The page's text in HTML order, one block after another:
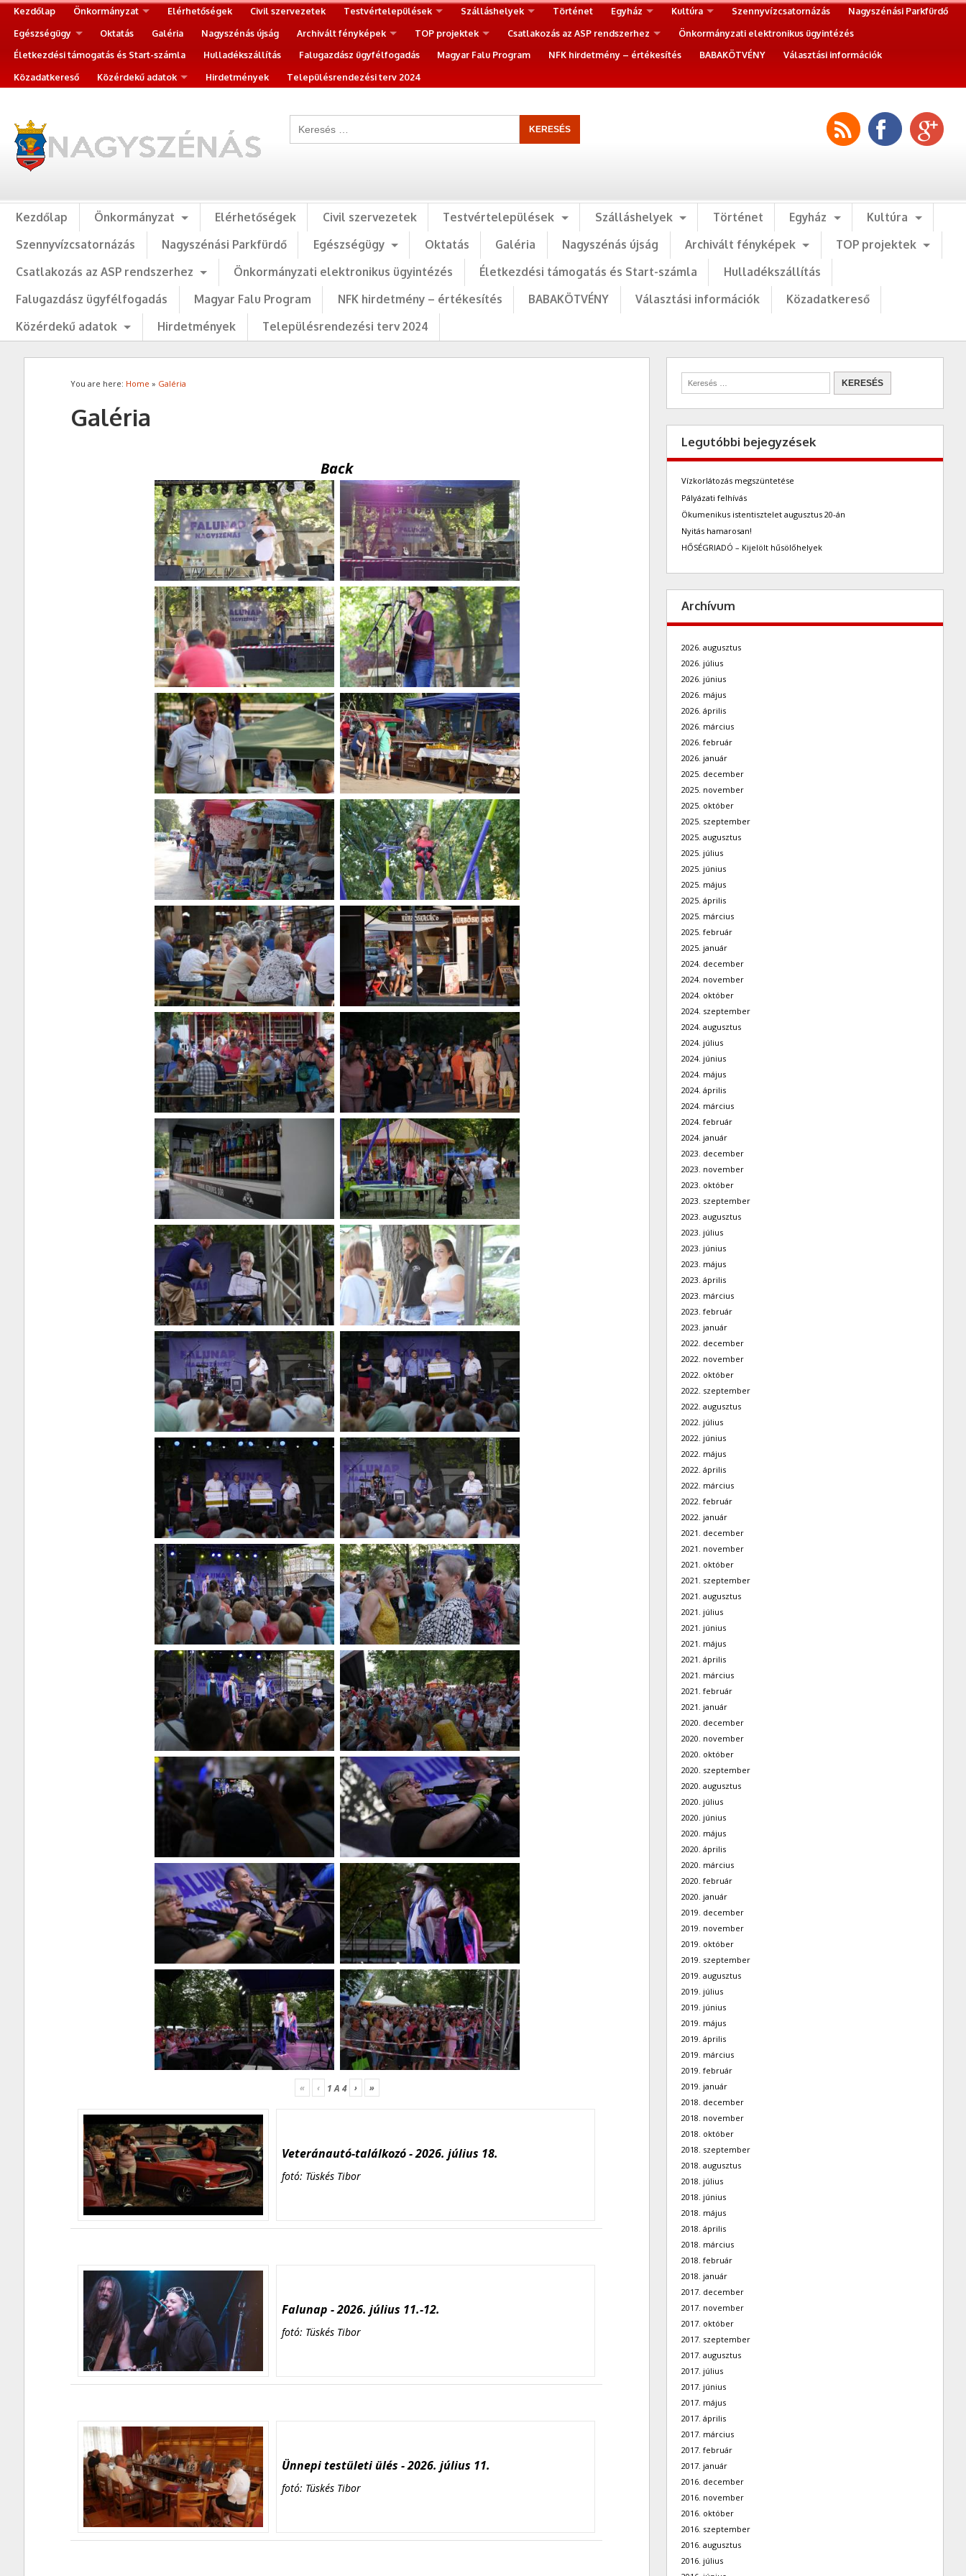
Kezdőlap Önkormányzat Elérhetőségek Civil szervezetek Testvértelepülések Szálláshelyek Történet Egyház Kultúra Szennyvízcsatornázás
Nagyszénási Parkfürdő
Egészségügy
Oktatás Galéria Nagyszénás újság Archivált fényképek TOP projektek Csatlakozás az ASP rendszerhez
Önkormányzati elektronikus ügyintézés
Életkezdési támogatás és Start-számla
Hulladékszállítás Falugazdász ügyfélfogadás Magyar Falu Program NFK hirdetmény – értékesítés BABAKÖTVÉNY
Választási információk
Közadatkereső
Közérdekű adatok Hirdetmények Településrendezési terv 2024
Kezdőlap Önkormányzat Elérhetőségek Civil szervezetek Testvértelepülések Szálláshelyek Történet Egyház
Kultúra
Szennyvízcsatornázás
Nagyszénási Parkfürdő Egészségügy Oktatás Galéria Nagyszénás újság Archivált fényképek
TOP projektek
Csatlakozás az ASP rendszerhez
Önkormányzati elektronikus ügyintézés Életkezdési támogatás és Start-számla
Hulladékszállítás
Falugazdász ügyfélfogadás
Magyar Falu Program NFK hirdetmény – értékesítés BABAKÖTVÉNY Választási információk
Közadatkereső
Közérdekű adatok
Hirdetmények Településrendezési terv 2024
You are here: Home » Galéria
Galéria
Back
« ‹ 1A 4 › »
Veteránautó-találkozó - 2026. július 18.
fotó: Tüskés Tibor
Falunap - 2026. július 11.-12.
fotó: Tüskés Tibor
Ünnepi testületi ülés - 2026. július 11.
fotó: Tüskés Tibor
Legutóbbi bejegyzések
Vízkorlátozás megszüntetése
Pályázati felhívás
Ökumenikus istentisztelet augusztus 20-án
Nyitás hamarosan!
HŐSÉGRIADÓ – Kijelölt hűsölőhelyek
Archívum
2026. augusztus
2026. július
2026. június
2026. május
2026. április
2026. március
2026. február
2026. január
2025. december
2025. november
2025. október
2025. szeptember
2025. augusztus
2025. július
2025. június
2025. május
2025. április
2025. március
2025. február
2025. január
2024. december
2024. november
2024. október
2024. szeptember
2024. augusztus
2024. július
2024. június
2024. május
2024. április
2024. március
2024. február
2024. január
2023. december
2023. november
2023. október
2023. szeptember
2023. augusztus
2023. július
2023. június
2023. május
2023. április
2023. március
2023. február
2023. január
2022. december
2022. november
2022. október
2022. szeptember
2022. augusztus
2022. július
2022. június
2022. május
2022. április
2022. március
2022. február
2022. január
2021. december
2021. november
2021. október
2021. szeptember
2021. augusztus
2021. július
2021. június
2021. május
2021. április
2021. március
2021. február
2021. január
2020. december
2020. november
2020. október
2020. szeptember
2020. augusztus
2020. július
2020. június
2020. május
2020. április
2020. március
2020. február
2020. január
2019. december
2019. november
2019. október
2019. szeptember
2019. augusztus
2019. július
2019. június
2019. május
2019. április
2019. március
2019. február
2019. január
2018. december
2018. november
2018. október
2018. szeptember
2018. augusztus
2018. július
2018. június
2018. május
2018. április
2018. március
2018. február
2018. január
2017. december
2017. november
2017. október
2017. szeptember
2017. augusztus
2017. július
2017. június
2017. május
2017. április
2017. március
2017. február
2017. január
2016. december
2016. november
2016. október
2016. szeptember
2016. augusztus
2016. július